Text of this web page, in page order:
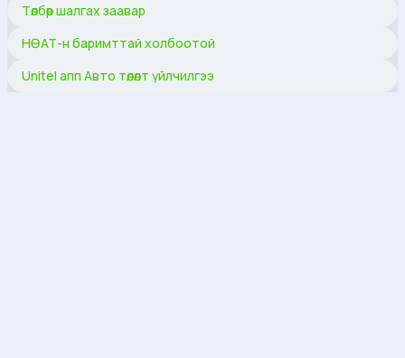
Төлбөр шалгах заавар
НӨАТ-н баримттай холбоотой
Unitel апп Авто төлөлт үйлчилгээ